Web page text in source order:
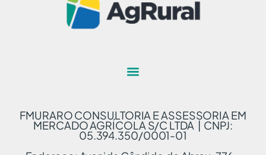
FMURARO CONSULTORIA E ASSESSORIA EM
MERCADO AGRÍCOLA S/C LTDA | CNPJ:
05.394.350/0001-01